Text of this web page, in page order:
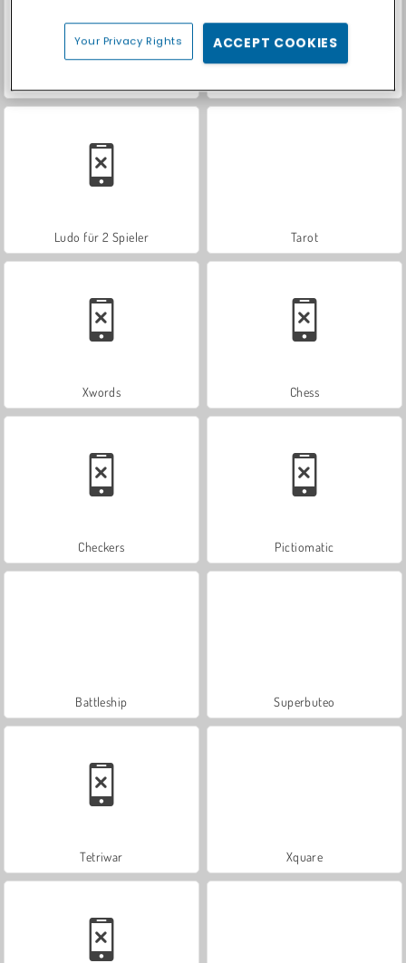
Ludo für 2 Spieler Tarot
Xwords Chess
Checkers Pictiomatic
Battleship Superbuteo
Tetriwar Xquare
Your Privacy Rights ACCEPT COOKIES